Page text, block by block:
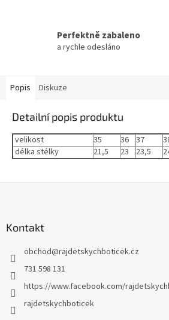
Perfektně zabaleno
a rychle odesláno
Popis Diskuze
Detailní popis produktu
velikost 35 36 37
délka stélky
21,5 23 23,5
Kontakt
obchod@rajdetskychboticek.cz
731 598 131
https://www.facebook.com/
rajdetskychboticek